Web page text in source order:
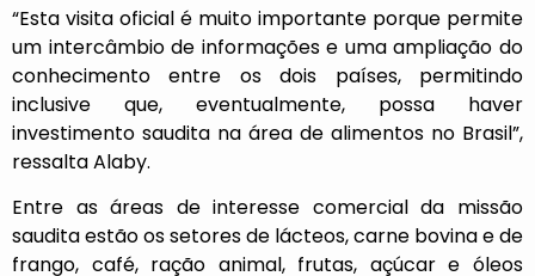
“Esta visita oficial é muito importante porque permite
um intercâmbio de informações e uma ampliação do
conhecimento entre os dois países, permitindo
inclusive que, eventualmente, possa haver
investimento saudita na área de alimentos no Brasil”,
ressalta Alaby.
Entre as áreas de interesse comercial da missão
saudita estão os setores de lácteos, carne bovina e de
frango, café, ração animal, frutas, açúcar e óleos